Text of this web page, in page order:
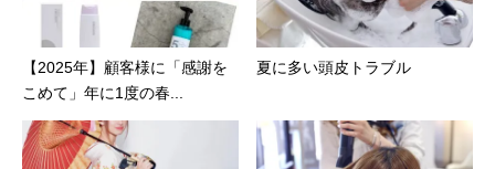
【2025年】顧客様に「感謝を
こめて」年に1度の春...
夏に多い頭皮トラブル